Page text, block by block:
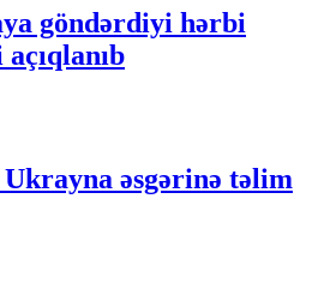
göndərdiyi hərbi
əsgərinə təlim